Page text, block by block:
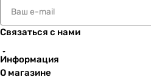
Связаться с нами
Информация
О магазине